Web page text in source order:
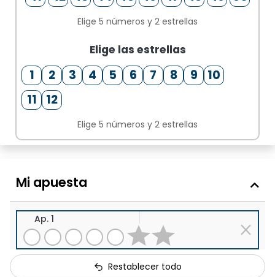
Elige 5 números y 2 estrellas
Elige las estrellas
1 2 3 4 5 6 7 8 9
10
11
12
Elige 5 números y 2 estrellas
Mi apuesta
Ap. 1
Restablecer todo